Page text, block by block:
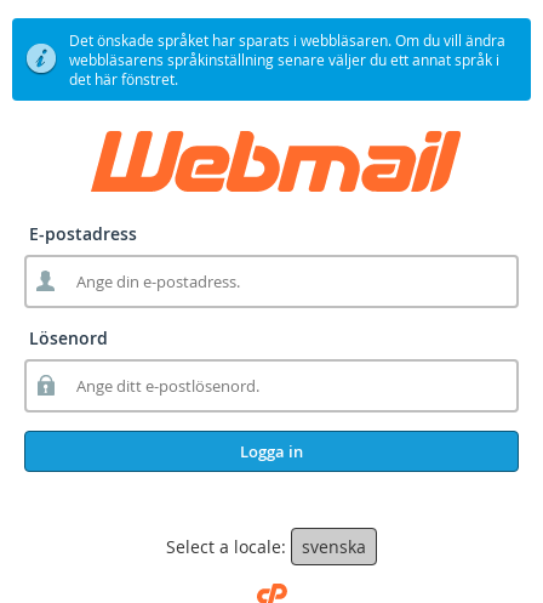
Det önskade språket har sparats i webbläsaren. Om du vill ändra
webbläsarens språkinställning senare väljer du ett annat språk i
det här fönstret.
E-postadress
Lösenord
Logga in
Select a locale: svenska